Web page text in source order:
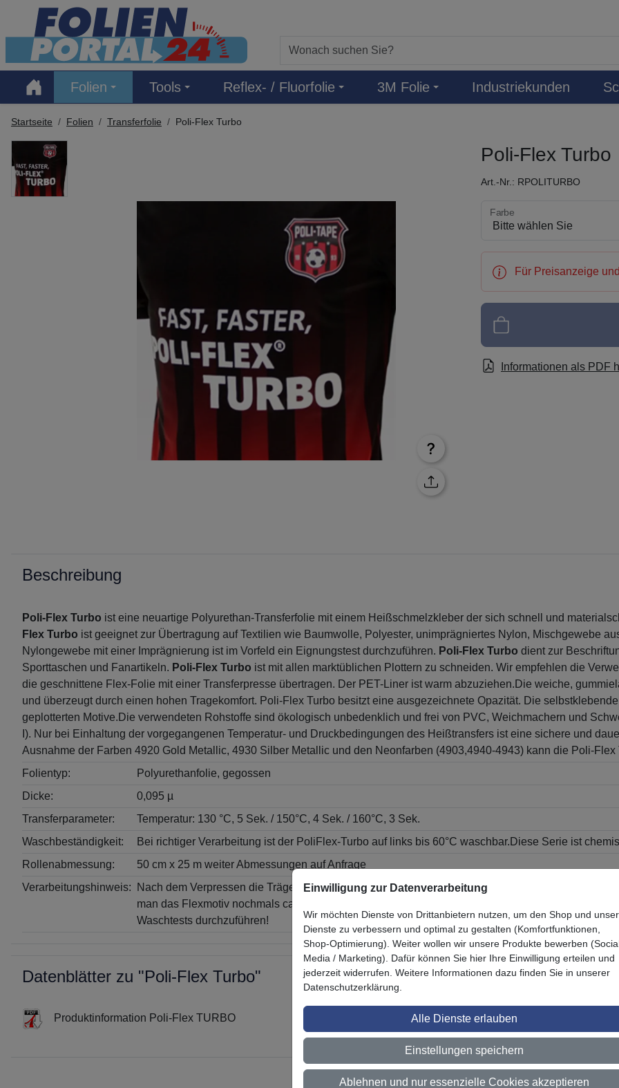
Hauptregion der Seite anspringen
Folien Tools Reflex- / Fluorfolie 3M Folie Industriekunden
Startseite Folien Transferfolie Poli-Flex Turbo
Poli-Flex Turbo
Art.-Nr.: RPOLITURBO
Farbe wählen
Farbe
Für Preisanzeige
Informationen als PDF
Beschreibung
Poli-Flex Turbo ist eine neuartige Polyurethan-Transferfolie mit einem Heißschmelzkleber der sich schnell und
Flex Turbo ist geeignet zur Übertragung auf Textilien wie Baumwolle, Polyester, unimprägniertes Nylon, Mischgewebe
Nylongewebe mit einer Imprägnierung ist im Vorfeld ein Eignungstest durchzuführen. Poli-Flex Turbo dient zur
Sporttaschen und Fanartikeln. Poli-Flex Turbo ist mit allen marktüblichen Plottern zu schneiden. Wir empfehlen die
die geschnittene Flex-Folie mit einer Transferpresse übertragen. Der PET-Liner ist warm abzuziehen.Die weiche,
und überzeugt durch einen hohen Tragekomfort. Poli-Flex Turbo besitzt eine ausgezeichnete Opazität. Die
geplotterten Motive.Die verwendeten Rohstoffe sind ökologisch unbedenklich und frei von PVC, Weichmachern und
I). Nur bei Einhaltung der vorgegangenen Temperatur- und Druckbedingungen des Heißtransfers ist eine sichere und
Ausnahme der Farben 4920 Gold Metallic, 4930 Silber Metallic und den Neonfarben (4903,4940-4943) kann die Poli-
Folientyp:
Polyurethanfolie, gegossen
Dicke:
0,095 µ
Transferparameter:
Temperatur: 130 °C, 5 Sek. / 150°C, 4 Sek. / 160°C, 3 Sek.
Waschbeständigkeit:
Bei richtiger Verarbeitung ist der PoliFlex-Turbo auf links bis 60°C waschbar.Diese Serie ist
Rollenabmessung:
50 cm x 25 m weiter Abmessungen auf Anfrage
Verarbeitungshinweis:
Nach dem Verpressen die Trägerfolie warm und so flach wie möglich entfernen, damit sich der
man das Flexmotiv nochmals ca. 2-3 Sekunden, mit einem Tuch oder einem Papier abdecken,
Waschtests durchzuführen!
Datenblätter zu "Poli-Flex Turbo"
Produktinformation Poli-Flex TURBO
Einwilligung zur Datenverarbeitung
Wir möchten Dienste von Drittanbietern nutzen, um den Shop und
Dienste zu verbessern und optimal zu gestalten (Komfortfunktionen,
Shop-Optimierung). Weiter wollen wir unsere Produkte bewerben
Media / Marketing). Dafür können Sie hier Ihre Einwilligung erteilen und
jederzeit widerrufen. Weitere Informationen dazu finden Sie in unserer
Datenschutzerklärung.
Alle Dienste erlauben
Einstellungen speichern
Ablehnen und nur essenzielle Cookies akzeptieren